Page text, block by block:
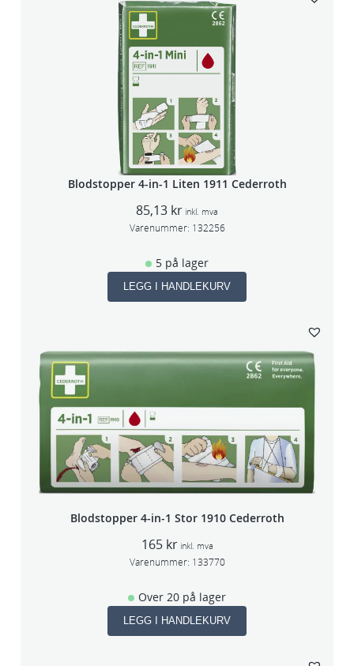
Blodstopper 4-in-1 Liten 1911 Cederroth
85,13 kr inkl. mva
Varenummer: 132256
5 på lager
LEGG I HANDLEKURV
Blodstopper 4-in-1 Stor 1910 Cederroth
165 kr inkl. mva
Varenummer: 133770
Over 20 på lager
LEGG I HANDLEKURV